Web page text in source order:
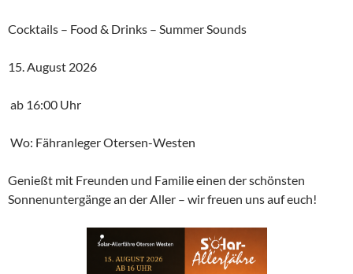
Cocktails – Food & Drinks – Summer Sounds
15. August 2026
ab 16:00 Uhr
Wo: Fähranleger Otersen-Westen
Genießt mit Freunden und Familie einen der schönsten
Sonnenuntergänge an der Aller – wir freuen uns auf euch!